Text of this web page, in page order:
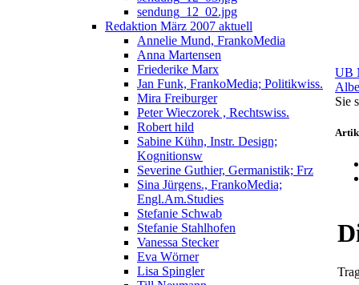
sendung_12_02.jpg
Redaktion März 2007 aktuell
Annelie Mund, FrankoMedia
Anna Martensen
Friederike Marx
Jan Funk, FrankoMedia; Politikwiss.
Mira Freiburger
Peter Wieczorek , Rechtswiss.
Robert hild
Sabine Kühn, Instr. Design;
Kognitionsw
Severine Guthier, Germanistik; Frz
Sina Jürgens., FrankoMedia;
Engl.Am.Studies
Stefanie Schwab
Stefanie Stahlhofen
Vanessa Stecker
Eva Wörner
Lisa Spingler
UB
Sie